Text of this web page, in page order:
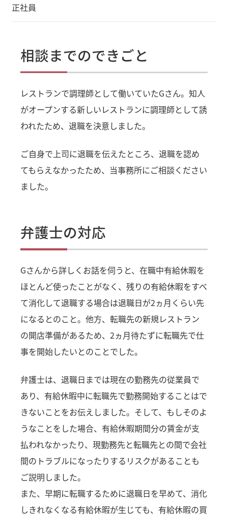
正社員
相談までのできごと
レストランで調理師として働いていたGさん。知人
がオープンする新しいレストランに調理師として誘
われたため、退職を決意しました。
ご自身で上司に退職を伝えたところ、退職を認め
てもらえなかったため、当事務所にご相談ください
ました。
弁護士の対応
Gさんから詳しくお話を伺うと、在職中有給休暇を
ほとんど使ったことがなく、残りの有給休暇をすべ
て消化して退職する場合は退職日が2ヵ月くらい先
になるとのこと。他方、転職先の新規レストラン
の開店準備があるため、2ヵ月待たずに転職先で仕
事を開始したいとのことでした。
弁護士は、退職日までは現在の勤務先の従業員で
あり、有給休暇中に転職先で勤務開始することはで
きないことをお伝えしました。そして、もしそのよ
うなことをした場合、有給休暇期間分の賃金が支
払われなかったり、現勤務先と転職先との間で会社
間のトラブルになったりするリスクがあることも
ご説明しました。
また、早期に転職するために退職日を早めて、消化
しきれなくなる有給休暇が生じても、有給休暇の買